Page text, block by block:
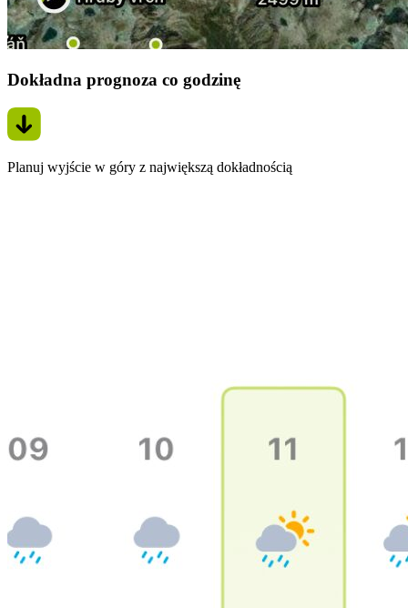
Dokładna prognoza co godzinę
Planuj wyjście w góry z największą dokładnością